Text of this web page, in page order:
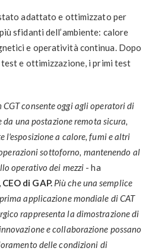
adattato e ottimizzato per
sfidanti dell’ambiente: calore
e operatività continua. Dopo
e ottimizzazione, i primi test
consente oggi agli operatori di
una postazione remota sicura,
l'esposizione a calore, fumi e altri
sottoforno, mantenendo al
operativo dei mezzi - ha
di GAP. Più che una semplice
applicazione mondiale di CAT
rappresenta la dimostrazione di
e collaborazione possano
delle condizioni di